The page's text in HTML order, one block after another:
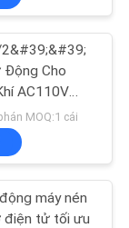
484
2&#39;&#39;
Động Cho
AC110V
MOQ:1 cái
máy nén
điện tử tối ưu